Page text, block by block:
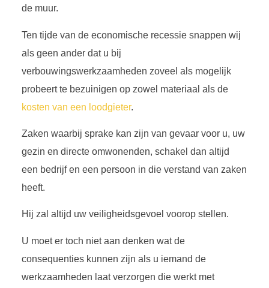
de muur.
Ten tijde van de economische recessie snappen wij
als geen ander dat u bij
verbouwingswerkzaamheden zoveel als mogelijk
probeert te bezuinigen op zowel materiaal als de
kosten van een loodgieter.
Zaken waarbij sprake kan zijn van gevaar voor u, uw
gezin en directe omwonenden, schakel dan altijd
een bedrijf en een persoon in die verstand van zaken
heeft.
Hij zal altijd uw veiligheidsgevoel voorop stellen.
U moet er toch niet aan denken wat de
consequenties kunnen zijn als u iemand de
werkzaamheden laat verzorgen die werkt met